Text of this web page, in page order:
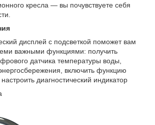
кресла — вы почувствуете себя
дисплей с подсветкой поможет вам
важными функциями: получить
датчика температуры воды,
включить функцию
диагностический индикатор